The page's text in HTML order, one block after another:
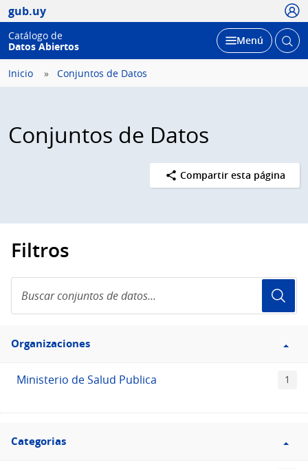
gub.uy
Catálogo de
Datos Abiertos
Desplegar
Menú Abrir
Inicio Conjuntos de Datos
Conjuntos de Datos
Compartir esta página
Filtros
conjuntos
de
Filtro
Organizaciones
Organizaciones
Ministerio de Salud Publica 1
Filtro
Categorias
Categorias